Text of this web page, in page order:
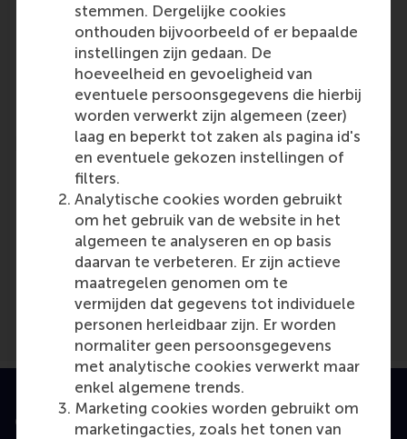
stemmen. Dergelijke cookies
onthouden bijvoorbeeld of er bepaalde
instellingen zijn gedaan. De
hoeveelheid en gevoeligheid van
eventuele persoonsgegevens die hierbij
worden verwerkt zijn algemeen (zeer)
laag en beperkt tot zaken als pagina id's
en eventuele gekozen instellingen of
filters.
Analytische cookies worden gebruikt
om het gebruik van de website in het
algemeen te analyseren en op basis
daarvan te verbeteren. Er zijn actieve
maatregelen genomen om te
vermijden dat gegevens tot individuele
personen herleidbaar zijn. Er worden
normaliter geen persoonsgegevens
met analytische cookies verwerkt maar
enkel algemene trends.
Marketing cookies worden gebruikt om
marketingacties, zoals het tonen van
Participants
Justin Jansen
Role: Faculty
Reference type: Referenced
Media Outlets
Business Insider Nederland (Online)
Geaccrediteerd door